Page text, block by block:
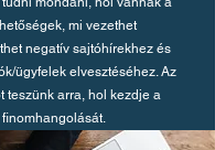
mi vezethet
negatív sajtóhírekhez és
ügyfelek elvesztéséhez. Az
teszünk arra, hol kezdje a